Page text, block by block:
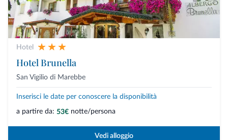
Hotel
Hotel Brunella
San Vigilio di Marebbe
Inserisci le date per conoscere la disponibilità
a partire da: 53€ notte/persona
Vedi alloggio